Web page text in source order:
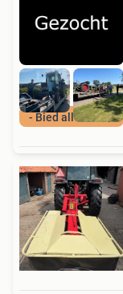
- Bied alles aan -